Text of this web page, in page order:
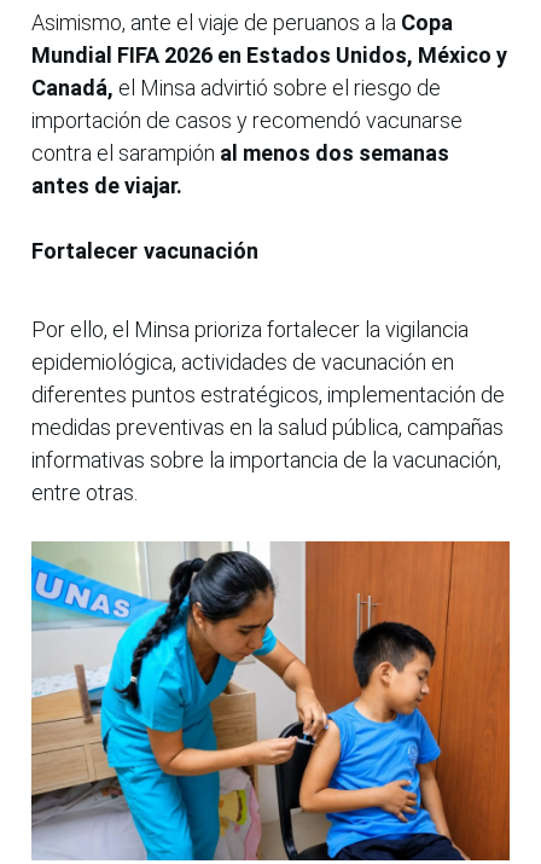
Asimismo, ante el viaje de peruanos a la Copa
Mundial FIFA 2026 en Estados Unidos, México y
Canadá, el Minsa advirtió sobre el riesgo de
importación de casos y recomendó vacunarse
contra el sarampión al menos dos semanas
antes de viajar.
Fortalecer vacunación
Por ello, el Minsa prioriza fortalecer la vigilancia
epidemiológica, actividades de vacunación en
diferentes puntos estratégicos, implementación de
medidas preventivas en la salud pública, campañas
informativas sobre la importancia de la vacunación,
entre otras.